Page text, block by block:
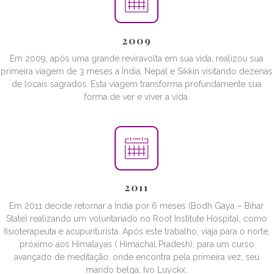
2009
Em 2009, após uma grande reviravolta em sua vida, realizou sua
primeira viagem de 3 meses a Índia, Nepal e Sikkin visitando dezenas
de locais sagrados. Esta viagem transforma profundamente sua
forma de ver e viver a vida.
2011
Em 2011 decide retornar a Índia por 6 meses (Bodh Gaya – Bihar
State) realizando um voluntariado no Root Institute Hospital, como
fisioterapeuta e acupunturista. Após este trabalho, viaja para o norte,
próximo aos Himalayas ( Himachal Pradesh), para um curso
avançado de meditação, onde encontra pela primeira vez, seu
marido belga, Ivo Luyckx.